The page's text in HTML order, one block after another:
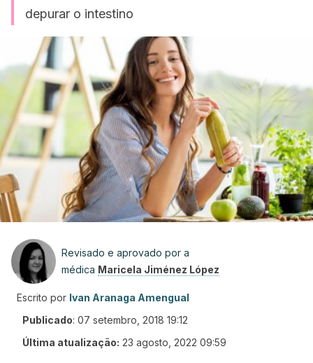
depurar o intestino
Revisado e aprovado por a
médica Maricela Jiménez López
Escrito por Ivan Aranaga Amengual
Publicado: 07 setembro, 2018 19:12
Última atualização: 23 agosto, 2022 09:59